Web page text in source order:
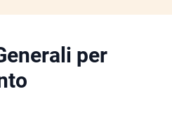
per